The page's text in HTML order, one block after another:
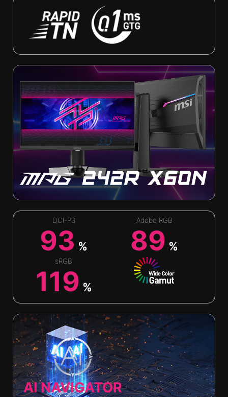
DCI-P3
93 %
Adobe RGB
89 %
sRGB
119 %
AI NAVIGATOR